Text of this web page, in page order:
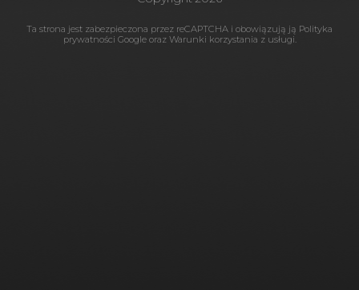
Ta strona jest zabezpieczona przez reCAPTCHA i obowiązują ją Polityka
prywatności Googleoraz Warunki korzystania z usługi.